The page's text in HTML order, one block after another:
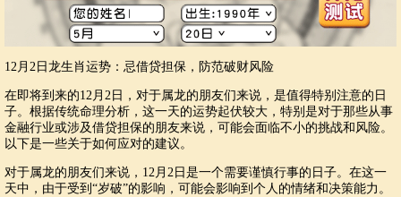
12月2日龙生肖运势：忌借贷担保，防范破财风险
在即将到来的12月2日，对于属龙的朋友们来说，是值得特别注意的日
子。根据传统命理分析，这一天的运势起伏较大，特别是对于那些从事
金融行业或涉及借贷担保的朋友来说，可能会面临不小的挑战和风险。
以下是一些关于如何应对的建议。
对于属龙的朋友们来说，12月2日是一个需要谨慎行事的日子。在这一
天中，由于受到“岁破”的影响，可能会影响到个人的情绪和决策能力。